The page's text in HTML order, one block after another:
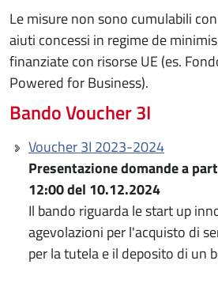
Le misure non sono cumulabili
aiuti concessi in regime de
finanziate con risorse UE (es.
Powered for Business).
Bando Voucher 3I
Voucher 3I 2023-2024
Presentazione domande a
12:00 del 10.12.2024
Il bando riguarda le start up
agevolazioni per l'acquisto di
per la tutela e il deposito di un